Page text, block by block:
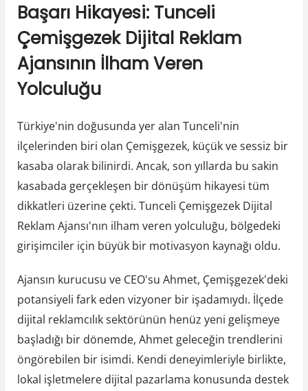
Başarı Hikayesi: Tunceli
Çemişgezek Dijital Reklam
Ajansının İlham Veren
Yolculuğu
Türkiye'nin doğusunda yer alan Tunceli'nin
ilçelerinden biri olan Çemişgezek, küçük ve sessiz bir
kasaba olarak bilinirdi. Ancak, son yıllarda bu sakin
kasabada gerçekleşen bir dönüşüm hikayesi tüm
dikkatleri üzerine çekti. Tunceli Çemişgezek Dijital
Reklam Ajansı'nın ilham veren yolculuğu, bölgedeki
girişimciler için büyük bir motivasyon kaynağı oldu.
Ajansın kurucusu ve CEO'su Ahmet, Çemişgezek'deki
potansiyeli fark eden vizyoner bir işadamıydı. İlçede
dijital reklamcılık sektörünün henüz yeni gelişmeye
başladığı bir dönemde, Ahmet geleceğin trendlerini
öngörebilen bir isimdi. Kendi deneyimleriyle birlikte,
lokal işletmelere dijital pazarlama konusunda destek